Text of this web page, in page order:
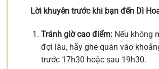
Lời khuyên trước khi bạn đến Dì
Tránh giờ cao điểm:Nếu không
đợi lâu, hãy ghé quán vào
trước 17h30 hoặc sau 19h30.